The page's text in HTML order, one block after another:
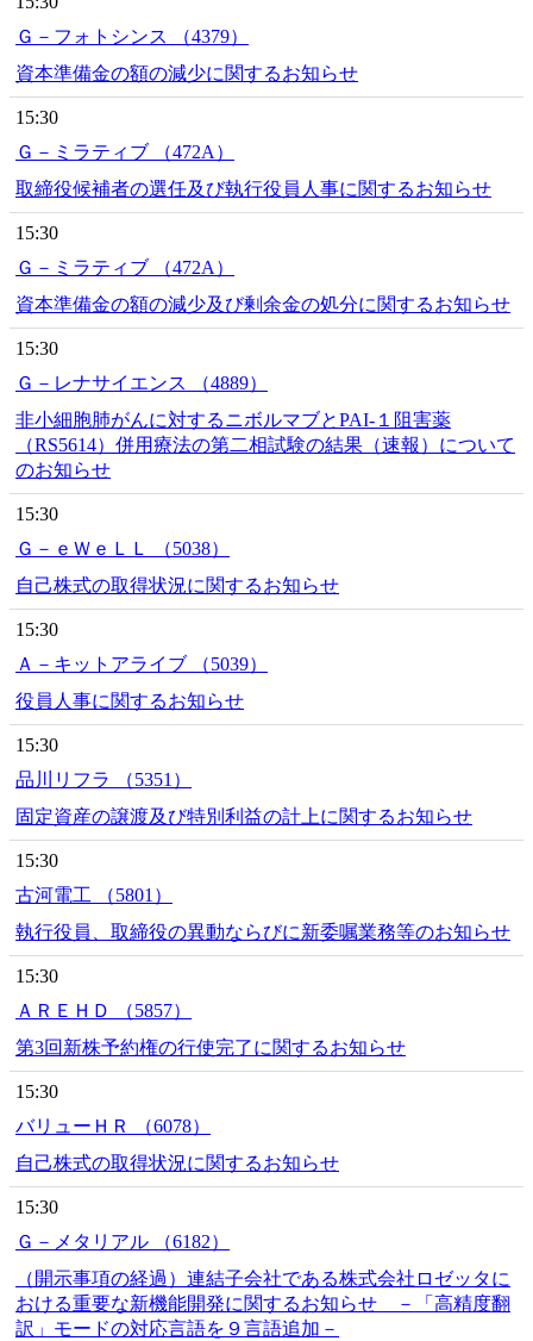
Ｇ－フォトシンス （4379）
資本準備金の額の減少に関するお知らせ
15:30
Ｇ－ミラティブ （472A）
取締役候補者の選任及び執行役員人事に関するお知らせ
15:30
Ｇ－ミラティブ （472A）
資本準備金の額の減少及び剰余金の処分に関するお知らせ
15:30
Ｇ－レナサイエンス （4889）
非小細胞肺がんに対するニボルマブとPAI-１阻害薬
（RS5614）併用療法の第二相試験の結果（速報）について
のお知らせ
15:30
Ｇ－ｅＷｅＬＬ （5038）
自己株式の取得状況に関するお知らせ
15:30
Ａ－キットアライブ （5039）
役員人事に関するお知らせ
15:30
品川リフラ （5351）
固定資産の譲渡及び特別利益の計上に関するお知らせ
15:30
古河電工 （5801）
執行役員、取締役の異動ならびに新委嘱業務等のお知らせ
15:30
ＡＲＥＨＤ （5857）
第3回新株予約権の行使完了に関するお知らせ
15:30
バリューＨＲ （6078）
自己株式の取得状況に関するお知らせ
15:30
Ｇ－メタリアル （6182）
（開示事項の経過）連結子会社である株式会社ロゼッタに
おける重要な新機能開発に関するお知らせ －「高精度翻
訳」モードの対応言語を９言語追加－